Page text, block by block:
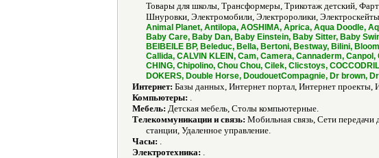
Товары для школы, Трансформеры, Трикотаж детский,
Шнуровки, Электромобили, Электроролики,
Animal Planet, Antilopa, AOSHIMA, Aprica, Aqua Doodle,
Baby Care, Baby Dan, Baby Einstein, Baby Sitter, Baby
BEIBEILE BP, Beleduc, Bella, Bertoni, Bestway, Bilini,
Callida, CALVIN KLEIN, Cam, Camera, Cannaderm,
CHING, Chipolino, Chou Chou, Cilek, Clicstoys,
DOKERS, Double Horse, DoudouetCompagnie, Dr brown,
Интернет: Базы данных, Интернет портал, Интернет проекты,
Компьютеры: .
Мебель: Детская мебель, Столы компьютерные.
Телекоммуникации и связь: Мобильная связь, Сети передачи
станции, Удаленное управление.
Часы: .
Электротехника: .